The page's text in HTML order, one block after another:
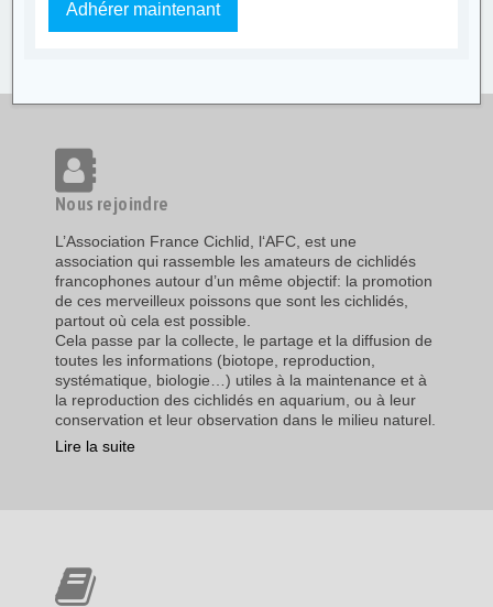
Adhérer maintenant
Nous rejoindre
L’Association France Cichlid, l‘AFC, est une
association qui rassemble les amateurs de cichlidés
francophones autour d’un même objectif: la promotion
de ces merveilleux poissons que sont les cichlidés,
partout où cela est possible.
Cela passe par la collecte, le partage et la diffusion de
toutes les informations (biotope, reproduction,
systématique, biologie…) utiles à la maintenance et à
la reproduction des cichlidés en aquarium, ou à leur
conservation et leur observation dans le milieu naturel.
Lire la suite